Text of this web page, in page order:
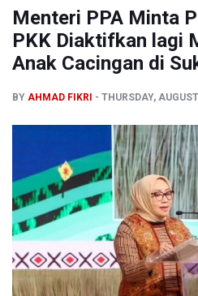
Kemkomdigi Targetkan
Menteri PPA Minta
PKK Diaktifkan lagi
Anak Cacingan di
BY AHMAD FIKRI THURSDAY,